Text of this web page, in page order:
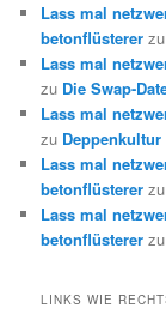
Lass mal
betonflüsterer
Lass mal
zu Die Swap-
Lass mal
zu Deppenkultur
Lass mal
betonflüsterer zu
Lass mal
betonflüsterer
LINKS WIE